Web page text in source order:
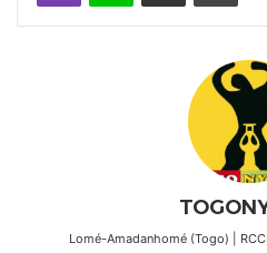
Lomé-Amadanhomé (Togo) |